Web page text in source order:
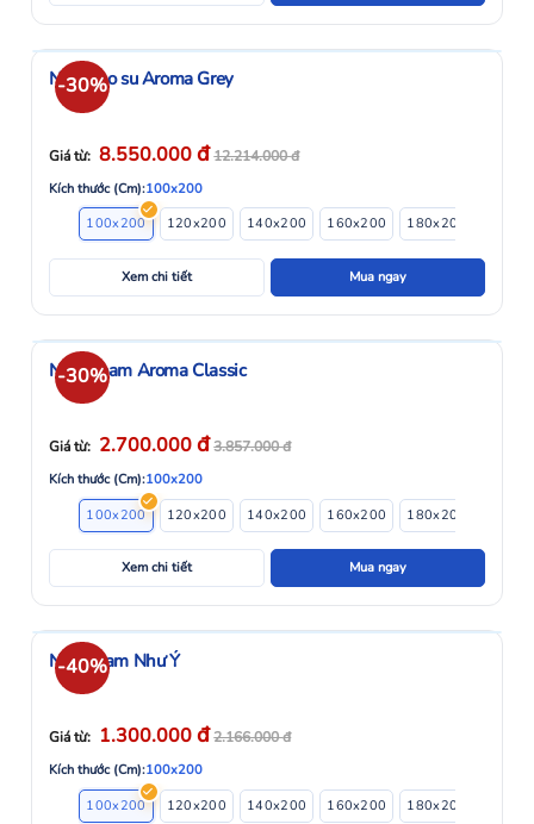
-30%
Nệm cao su Aroma Grey
Giá từ: 8.550.000đ12.214.000đ
Kích thước (Cm):100x200
100x200
120x200 140x200 160x200 180x200
Xem chi tiết Mua ngay
-30%
Nệm Foam Aroma Classic
Giá từ: 2.700.000đ3.857.000đ
Kích thước (Cm):100x200
100x200
120x200 140x200 160x200 180x200
Xem chi tiết Mua ngay
-40%
Nệm foam Như Ý
Giá từ: 1.300.000đ2.166.000đ
Kích thước (Cm):100x200
100x200
120x200 140x200 160x200 180x200